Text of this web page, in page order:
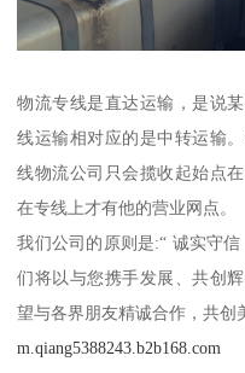
物流专线是直达运输，是说
线运输相对应的是中转运输
线物流公司只会揽收起始点
在专线上才有他的营业网点。
我们公司的原则是:“ 诚实守
们将以与您携手发展、共创
望与各界朋友精诚合作，共创
m.qiang5388243.b2b168.com